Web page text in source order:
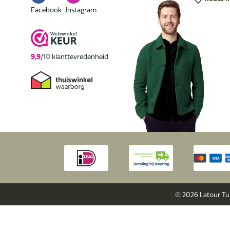
Facebook Instagram
9,9/10 klanttevredenheid
© 2026 Latour